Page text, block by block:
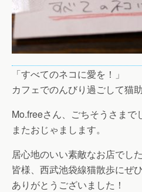
「すべてのネコに愛を！」
カフェでのんびり過ごして猫
Mo.freeさん、ごちそうさまで
またおじゃまします。
居心地のいい素敵なお店でした
皆様、西武池袋線猫散歩にぜ
ありがとうございました！